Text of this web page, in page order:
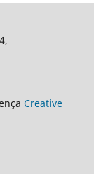
Creative